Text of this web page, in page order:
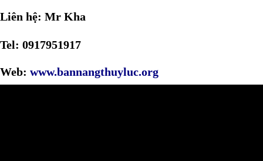
Liên hệ: Mr Kha
Tel: 0917951917
Web: www.bannangthuyluc.org